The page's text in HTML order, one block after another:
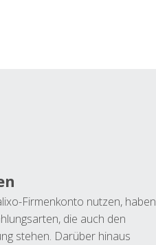
Firmenkonto nutzen, haben
die auch den
stehen. Darüber hinaus